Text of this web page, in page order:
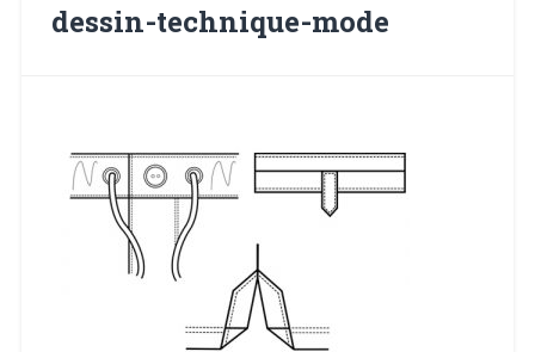
dessin-technique-mode